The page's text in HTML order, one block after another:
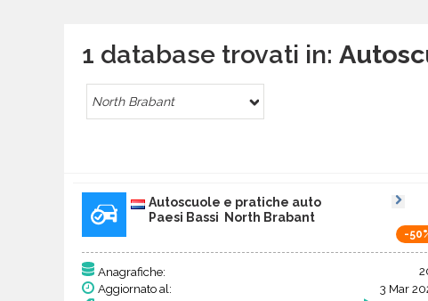
1 database trovati in:
North Brabant
Autoscuole e pratiche auto
Paesi Bassi North Brabant
-
Anagrafiche:
Aggiornato al:
3 Mar